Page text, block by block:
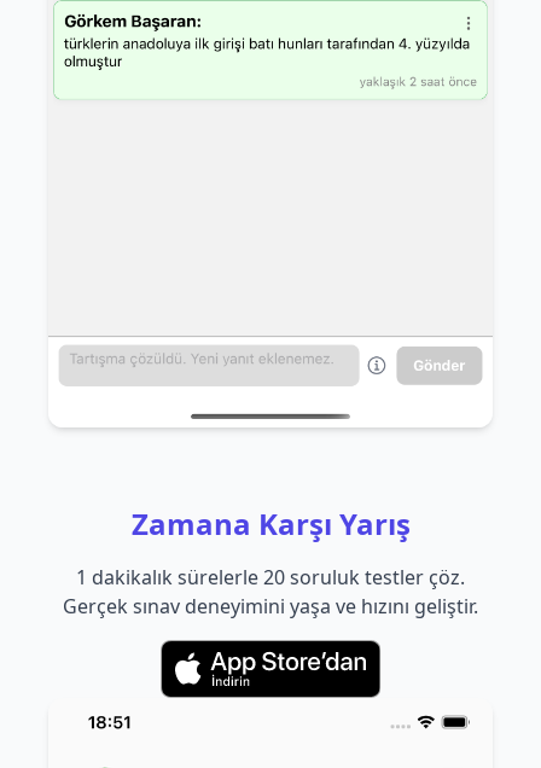
Zamana Karşı Yarış
1 dakikalık sürelerle 20 soruluk testler çöz.
Gerçek sınav deneyimini yaşa ve hızını geliştir.